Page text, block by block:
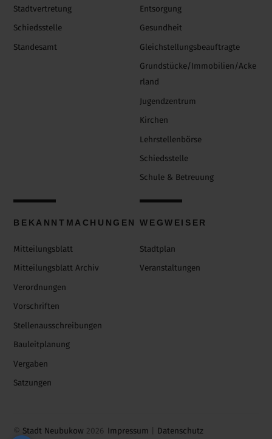
Stadtvertretung
Schiedsstelle
Standesamt
Entsorgung
Gesundheit
Gleichstellungsbeauftragte
Grundstücke/Immobilien/Acke
rland
Jugendzentrum
Kirchen
Lehrstellenbörse
Schiedsstelle
Schule & Betreuung
BEKANNTMACHUNGEN
Mitteilungsblatt
Mitteilungsblatt Archiv
Verordnungen
Vorschriften
Stellenausschreibungen
Bauleitplanung
Vergaben
Satzungen
WEGWEISER
Stadtplan
Veranstaltungen
© Stadt Neubukow 2026 Impressum Datenschutz